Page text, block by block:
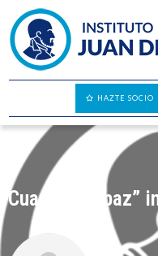
HAZTE SOCIO
Cuando la “paz”